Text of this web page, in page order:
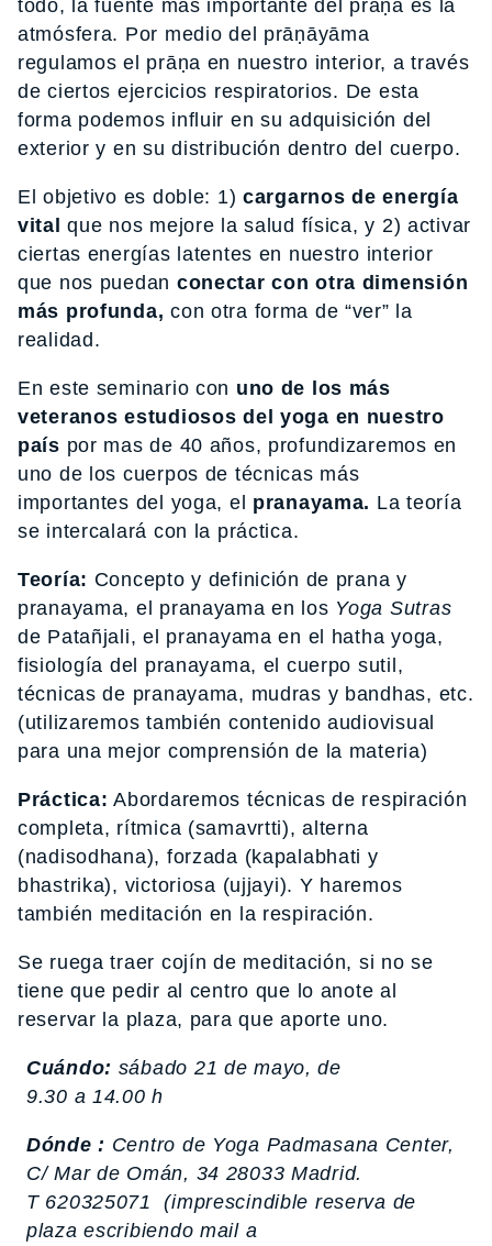
todo, la fuente más importante del prāṇa es la
atmósfera. Por medio del prāṇāyāma
regulamos el prāṇa en nuestro interior, a través
de ciertos ejercicios respiratorios. De esta
forma podemos influir en su adquisición del
exterior y en su distribución dentro del cuerpo.
El objetivo es doble: 1) cargarnos de energía
vital que nos mejore la salud física, y 2) activar
ciertas energías latentes en nuestro interior
que nos puedan conectar con otra dimensión
más profunda, con otra forma de “ver” la
realidad.
En este seminario con uno de los más
veteranos estudiosos del yoga en nuestro
país por mas de 40 años, profundizaremos en
uno de los cuerpos de técnicas más
importantes del yoga, el pranayama. La teoría
se intercalará con la práctica.
Teoría: Concepto y definición de prana y
pranayama, el pranayama en los Yoga Sutras
de Patañjali, el pranayama en el hatha yoga,
fisiología del pranayama, el cuerpo sutil,
técnicas de pranayama, mudras y bandhas, etc.
(utilizaremos también contenido audiovisual
para una mejor comprensión de la materia)
Práctica: Abordaremos técnicas de respiración
completa, rítmica (samavrtti), alterna
(nadisodhana), forzada (kapalabhati y
bhastrika), victoriosa (ujjayi). Y haremos
también meditación en la respiración.
Se ruega traer cojín de meditación, si no se
tiene que pedir al centro que lo anote al
reservar la plaza, para que aporte uno.
Cuándo: sábado 21 de mayo, de
9.30 a 14.00 h
Dónde : Centro de Yoga Padmasana Center,
C/ Mar de Omán, 34 28033 Madrid.
T 620325071 (imprescindible reserva de
plaza escribiendo mail a